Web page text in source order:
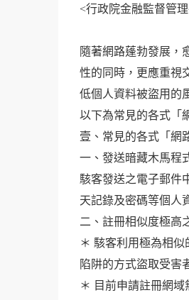
<行政院金融監督管
隨著網路蓬勃發展，
性的同時，更應重視
低個人資料被盜用的
以下為常見的各式「
壹、常見的各式「網
一、發送暗藏木馬程
駭客發送之電子郵件
天記錄及密碼等個人
二、註冊相似度極高
＊ 駭客利用極為相
陷阱的方式盜取受害
＊ 目前申請註冊網